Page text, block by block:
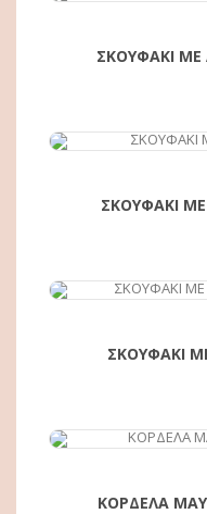
ΣΚΟΥΦΑΚΙ ΜΕ
ΣΚΟΥΦΑΚΙ
ΣΚΟΥΦΑΚΙ
ΚΟΡΔΕΛΑ